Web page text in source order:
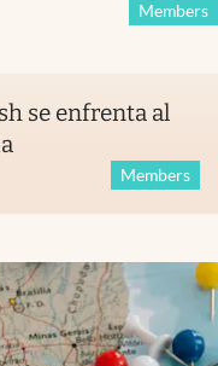
Members
se enfrenta al
Members